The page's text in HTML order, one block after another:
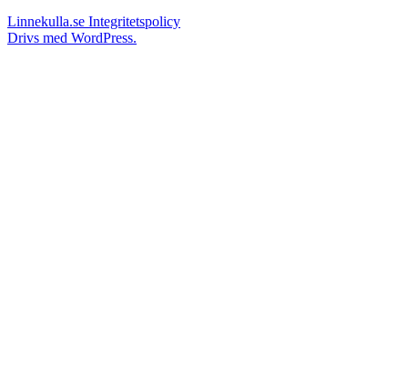
Linnekulla.se Integritetspolicy
Drivs med WordPress.